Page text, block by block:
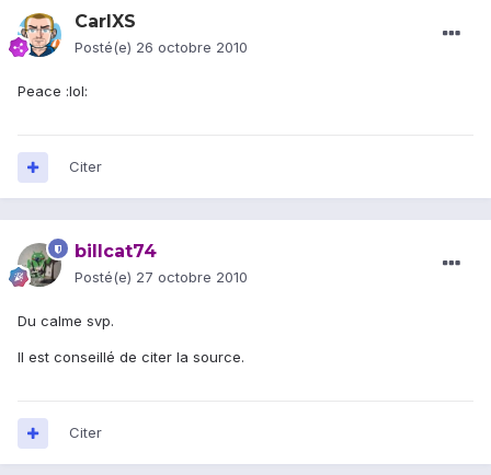
CarlXS
Posté(e) 26 octobre 2010
Peace :lol:
Citer
billcat74
Posté(e) 27 octobre 2010
Du calme svp.
Il est conseillé de citer la source.
Citer